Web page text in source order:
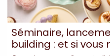
Séminaire,
building : et si vous